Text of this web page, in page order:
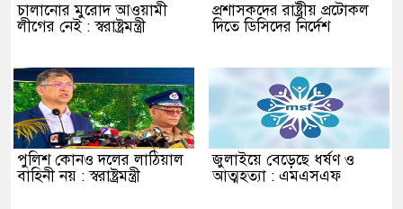
চালানোর মুরোদ আওয়ামী
লীগের নেই : স্বরাষ্ট্রমন্ত্রী
প্রশাসকদের রাষ্ট্রীয় প্রটোকল
দিতে ডিসিদের নির্দেশ
পুলিশ কোনও দলের লাঠিয়াল
বাহিনী নয় : স্বরাষ্ট্রমন্ত্রী
জুলাইয়ে বেড়েছে ধর্ষণ ও
আত্মহত্যা : এমএসএফ